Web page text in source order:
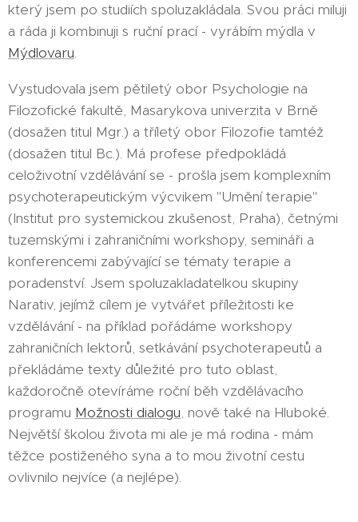
který jsem po studiích spoluzakládala. Svou práci miluji
a ráda ji kombinuji s ruční prací - vyrábím mýdla v
Mýdlovaru.
Vystudovala jsem pětiletý obor Psychologie na
Filozofické fakultě, Masarykova univerzita v Brně
(dosažen titul Mgr.) a tříletý obor Filozofie tamtéž
(dosažen titul Bc.). Má profese předpokládá
celoživotní vzdělávání se - prošla jsem komplexním
psychoterapeutickým výcvikem "Umění terapie"
(Institut pro systemickou zkušenost, Praha), četnými
tuzemskými i zahraničními workshopy, semináři a
konferencemi zabývající se tématy terapie a
poradenství. Jsem spoluzakladatelkou skupiny
Narativ, jejímž cílem je vytvářet příležitosti ke
vzdělávání - na příklad pořádáme workshopy
zahraničních lektorů, setkávání psychoterapeutů a
překládáme texty důležité pro tuto oblast,
každoročně otevíráme roční běh vzdělávacího
programu Možnosti dialogu, nově také na Hluboké.
Největší školou života mi ale je má rodina - mám
těžce postiženého syna a to mou životní cestu
ovlivnilo nejvíce (a nejlépe).